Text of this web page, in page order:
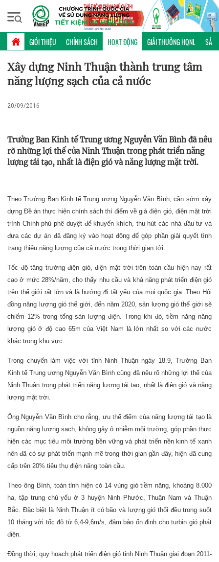
GIỚI THIỆU CHÍNH SÁCH HOẠT ĐỘNG GIẢI THƯỞNG HQNL SẢN
Chủ nhật, 09/08/2026 | 20:06 GMT+7
HOẠT ĐỘNG
Xây dựng Ninh Thuận thành trung tâm
năng lượng sạch của cả nước
20/09/2016
Trưởng Ban Kinh tế Trung ương Nguyễn Văn Bình đã nêu
rõ những lợi thế của Ninh Thuận trong phát triển năng
lượng tái tạo, nhất là điện gió và năng lượng mặt trời.
Theo Trưởng Ban Kinh tế Trung ương Nguyễn Văn Bình, cần sớm xây
dựng Đề án thực hiện chính sách thí điểm về giá điện gió, điện mặt trời
trình Chính phủ phê duyệt để khuyến khích, thu hút các nhà đầu tư và
đưa các dự án đã đăng ký vào hoạt động để góp phần giải quyết tình
trạng thiếu năng lượng của cả nước trong thời gian tới.
Tốc độ tăng trưởng điện gió, điện mặt trời trên toàn cầu hiện nay rất
cao ở mức 28%/năm, cho thấy nhu cầu và khả năng phát triển điện gió
trên thế giới rất lớn và là hướng đi tất yếu của mọi quốc gia. Theo Hội
đồng năng lượng gió thế giới, đến năm 2020, sản lượng gió thế giới sẽ
chiếm 12% trong tổng sản lượng điện. Trong khi đó, tiềm năng năng
lượng gió ở độ cao 65m của Việt Nam là lớn nhất so với các nước
khác trong khu vực.
Trong chuyến làm việc với tỉnh Ninh Thuận ngày 18.9, Trưởng Ban
Kinh tế Trung ương Nguyễn Văn Bình cũng đã nêu rõ những lợi thế của
Ninh Thuận trong phát triển năng lượng tái tạo, nhất là điện gió và năng
lượng mặt trời.
Ông Nguyễn Văn Bình cho rằng, ưu thế điểm của năng lượng tái tạo là
nguồn năng lượng sạch, không gây ô nhiễm môi trường, góp phần thực
hiện các mục tiêu môi trường bền vững và phát triển nền kinh tế xanh
nên đã có sự phát triển mạnh mẽ trong thời gian gần đây, hiện đã cung
cấp trên 20% tiêu thụ điện năng toàn cầu.
Theo ông Bình, toàn tỉnh hiện có 14 vùng gió tiềm năng, khoảng 8.000
ha, tập trung chủ yếu ở 3 huyện Ninh Phước, Thuận Nam và Thuận
Bắc. Đặc biệt là Ninh Thuận ít có bão và lượng gió thổi đều trong suốt
10 tháng với tốc độ từ 6,4-9,6m/s, đảm bảo ổn định cho turbin gió phát
điện.
Đồng thời, quy hoạch phát triển điện gió tỉnh Ninh Thuận giai đoạn 2011-